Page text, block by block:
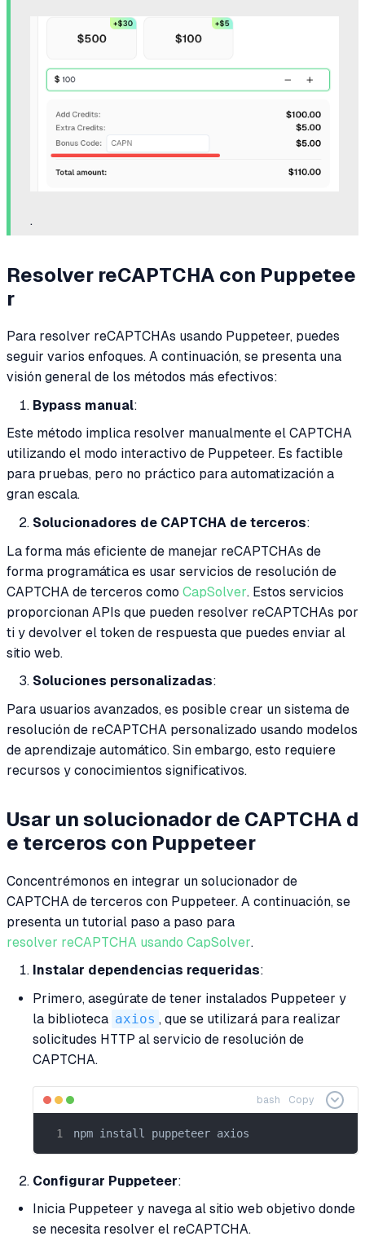
.
Resolver reCAPTCHA con Puppetee
r
Para resolver reCAPTCHAs usando Puppeteer, puedes
seguir varios enfoques. A continuación, se presenta una
visión general de los métodos más efectivos:
Bypass manual:
Este método implica resolver manualmente el CAPTCHA
utilizando el modo interactivo de Puppeteer. Es factible
para pruebas, pero no práctico para automatización a
gran escala.
Solucionadores de CAPTCHA de terceros:
La forma más eficiente de manejar reCAPTCHAs de
forma programática es usar servicios de resolución de
CAPTCHA de terceros como CapSolver. Estos servicios
proporcionan APIs que pueden resolver reCAPTCHAs por
ti y devolver el token de respuesta que puedes enviar al
sitio web.
Soluciones personalizadas:
Para usuarios avanzados, es posible crear un sistema de
resolución de reCAPTCHA personalizado usando modelos
de aprendizaje automático. Sin embargo, esto requiere
recursos y conocimientos significativos.
Usar un solucionador de CAPTCHA d
e terceros con Puppeteer
Concentrémonos en integrar un solucionador de
CAPTCHA de terceros con Puppeteer. A continuación, se
presenta un tutorial paso a paso para
resolver reCAPTCHA usando CapSolver.
Instalar dependencias requeridas:
Primero, asegúrate de tener instalados Puppeteer y
la biblioteca axios , que se utilizará para realizar
solicitudes HTTP al servicio de resolución de
CAPTCHA.
bash Copy
npm install puppeteer axios
Configurar Puppeteer:
Inicia Puppeteer y navega al sitio web objetivo donde
se necesita resolver el reCAPTCHA.